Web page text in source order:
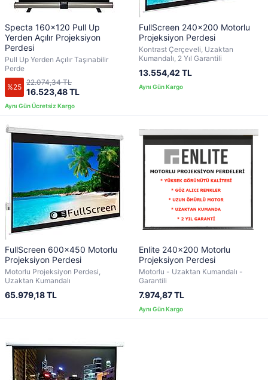
Specta 160x120 Pull Up
Yerden Açılır Projeksiyon
Perdesi
Pull Up Yerden Açılır Taşınabilir
Perde
%25 16.523,48 TL
22.074,34 TL
FullScreen 240x200 Motorlu
Projeksiyon Perdesi
Kontrast Çerçeveli, Uzaktan
Kumandalı, 2 Yıl Garantili
13.554,42 TL
FullScreen 600x450 Motorlu
Projeksiyon Perdesi
Motorlu Projeksiyon Perdesi,
Uzaktan Kumandalı
65.979,18 TL
Enlite 240x200 Motorlu
Projeksiyon Perdesi
Motorlu - Uzaktan Kumandalı -
Garantili
7.974,87 TL